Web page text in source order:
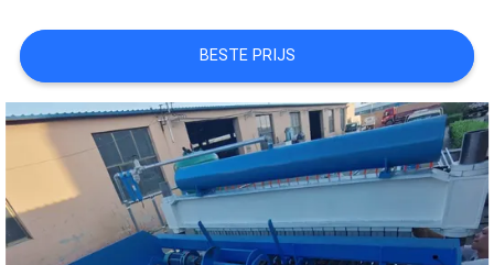
PRIVACY
POLICY
BESTE PRIJS